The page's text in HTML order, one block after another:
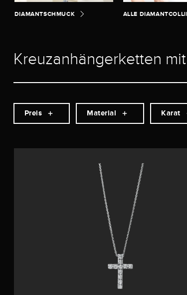
DIAMANTSCHMUCK ALLE
Kreuzanhängerketten
Preis Material Karat